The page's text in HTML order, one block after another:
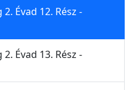
Évad 12. Rész -
Évad 13. Rész -